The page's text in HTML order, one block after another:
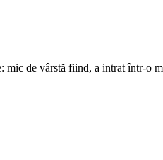
de vârstă fiind, a intrat într-o